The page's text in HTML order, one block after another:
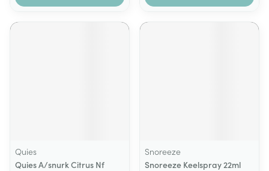
Quies
Quies A/snurk Citrus Nf
Snoreeze
Snoreeze Keelspray 22ml